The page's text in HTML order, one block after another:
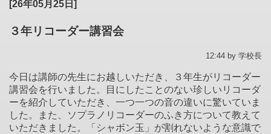
[26年05月25日]
３年リコーダー講習会
12:44 by 学校長
今日は講師の先生にお越しいただき、３年生がリコーダー
講習会を行いました。目にしたことのない珍しいリコーダ
ーを紹介していただき、一つ一つの音の違いに驚いていま
した。また、ソプラノリコーダーのふき方について教えて
いただきました。「シャボン玉」が割れないような意識で